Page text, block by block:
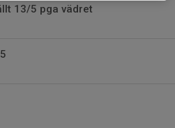
13/5 pga vädret